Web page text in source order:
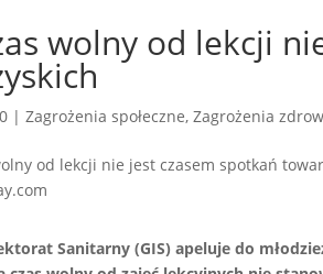
wolny od lekcji
|Zagrożenia społeczne,Zagrożenia
Sanitarny (GIS) apeluje do